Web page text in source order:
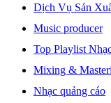
Dịch Vụ Sản
Music producer
Top Playlist
Mixing &
Nhạc quảng cáo